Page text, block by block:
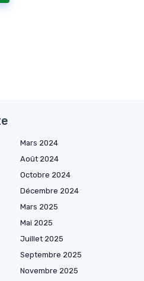
Mars 2024
Août 2024
Octobre 2024
Décembre 2024
Mars 2025
Mai 2025
Juillet 2025
Septembre 2025
Novembre 2025